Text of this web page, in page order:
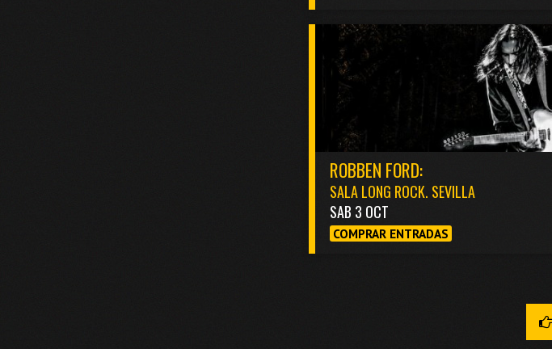
ROBBEN FORD:
SALA LONG ROCK. SEVILLA
SAB 3 OCT
COMPRAR ENTRADAS